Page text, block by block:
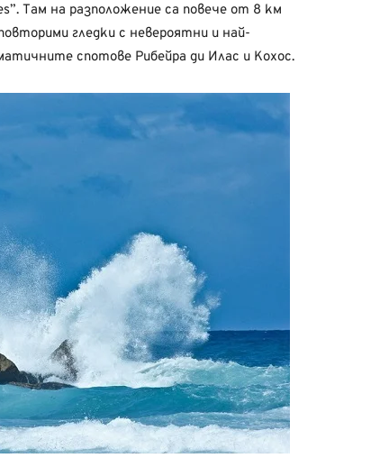
Там на разположение са повече от 8 км
гледки с невероятни и най-
спотове Рибейра ди Илас и Кохос.